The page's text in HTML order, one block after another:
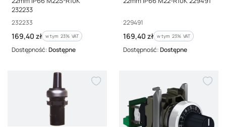
232233
Kod producenta
232233
Cena brutto
169,40 zł w tym %s VAT
w tym 23% VAT
Dostępność:Dostępne
Kod producenta
229491
Cena brutto
169,40 zł w tym %s VAT
w tym 23% VAT
Dostępność:Dostępne